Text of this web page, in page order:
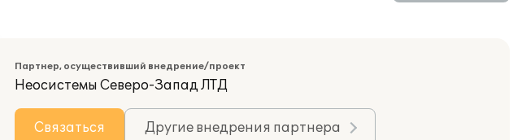
Партнер, осуществивший внедрение/проект
Неосистемы Северо-Запад ЛТД
Связаться Другие внедрения партнера